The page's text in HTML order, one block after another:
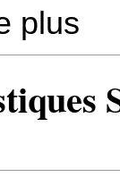
plus